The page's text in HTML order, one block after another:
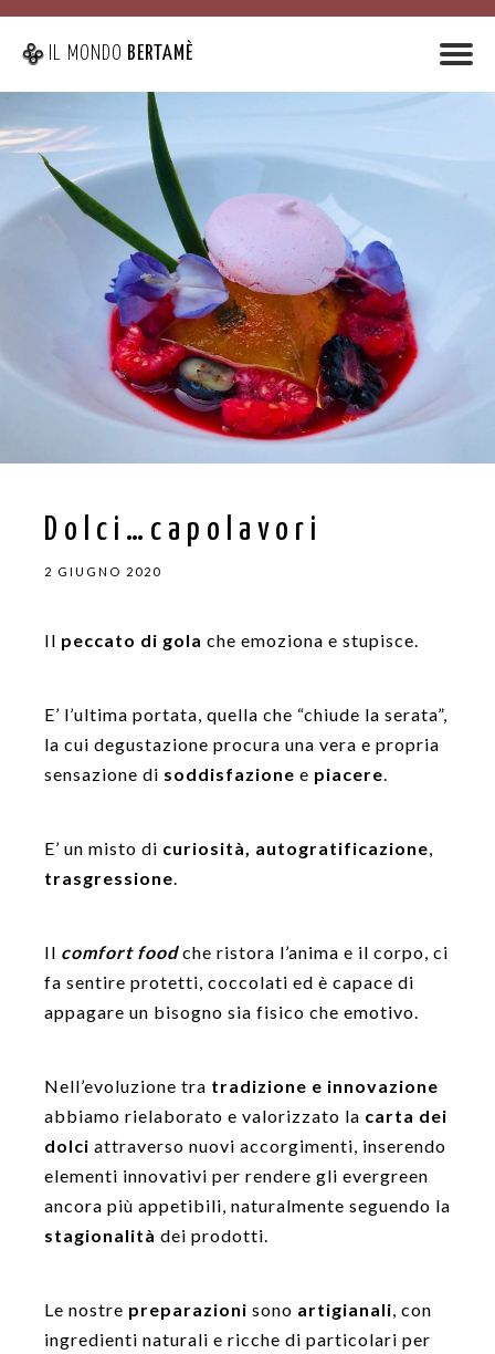
IL MONDO BERTAMÈ
Dolci…capolavori
2 GIUGNO 2020
Il peccato di gola che emoziona e stupisce.
E’ l’ultima portata, quella che “chiude la serata”,
la cui degustazione procura una vera e propria
sensazione di soddisfazione e piacere.
E’ un misto di curiosità, autogratificazione,
trasgressione.
Il comfort foodche ristora l’anima e il corpo, ci
fa sentire protetti, coccolati ed è capace di
appagare un bisogno sia fisico che emotivo.
Nell’evoluzione tra tradizione e innovazione
abbiamo rielaborato e valorizzato la carta dei
dolci attraverso nuovi accorgimenti, inserendo
elementi innovativi per rendere gli evergreen
ancora più appetibili, naturalmente seguendo la
stagionalità dei prodotti.
Le nostre preparazioni sono artigianali, con
ingredienti naturali e ricche di particolari per